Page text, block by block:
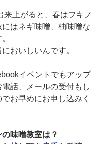
にはネギ味噌、柚味噌な
おいしいんです。
イベントでもアップ
電話、メールの受付もし
お早めにお申し込みく
味噌教室は？